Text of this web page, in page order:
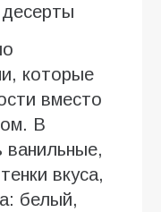
которые
вместо
В
ванильные,
вкуса,
белый,